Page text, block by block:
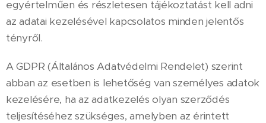
egyértelműen és részletesen tájékoztatást kell adni
az adatai kezelésével kapcsolatos minden jelentős
tényről.
A GDPR (Általános Adatvédelmi Rendelet) szerint
abban az esetben is lehetőség van személyes adatok
kezelésére, ha az adatkezelés olyan szerződés
teljesítéséhez szükséges, amelyben az érintett